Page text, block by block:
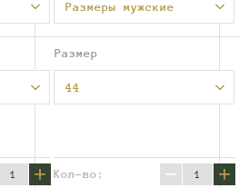
+
Размеры мужские
Размер
44
Кол-во: − +